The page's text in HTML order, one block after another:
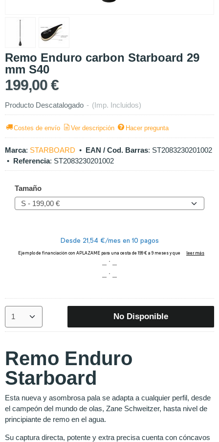
Remo Enduro carbon Starboard 29
mm S40
199,00 €
Producto Descatalogado - (Imp. Incluidos)
Costes de envío Ver descripción Hacer pregunta
Marca: STARBOARD • EAN / Cod. Barras: ST2083230201002
• Referencia: ST2083230201002
Tamaño
No Disponible
Remo Enduro
Starboard
Esta nueva y asombrosa pala se adapta a cualquier perfil, desde
el campeón del mundo de olas, Zane Schweitzer, hasta nivel de
principiante de remo en el agua.
Su captura directa, potente y extra precisa cuenta con cóncavos